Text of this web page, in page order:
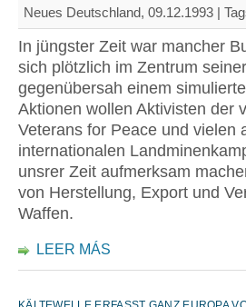
Neues Deutschland, 09.12.1993 |
In jüngster Zeit war mancher
sich plötzlich im Zentrum
gegenübersah einem
Aktionen wollen Aktivisten der
Veterans for Peace und vielen
internationalen
unsrer Zeit aufmerksam
von Herstellung, Export und
Waffen.
LEER MÁS